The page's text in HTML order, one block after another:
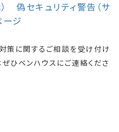
偽セキュリティ警告（サ
ージ
策に関するご相談を受け付け
ひベンハウスにご連絡くださ